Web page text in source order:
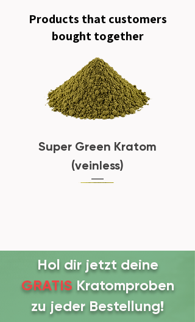
Products that customers
bought together
Super Green Kratom
(veinless)
Green Elephant
White Maeng Da
Super Red Kratom
(veinless)
Super White Kratom
(veinless)
White TRIO
White Borneo
GREEN POWER - 2
Sorten
Super TRIO
Probierset - 6 x 50g,
alle Sorten + Gratis
Versand 🇦🇹🇩🇪
Probierset – 6 × 100g,
alle Sorten + Gratis
Versand 🇦🇹🇩🇪
Hol dir jetzt deine
GRATIS Kratomproben
zu jeder Bestellung!